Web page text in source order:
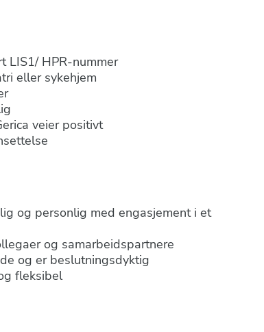
LIS1/ HPR-nummer
eller sykehjem
veier positivt
og personlig med engasjement i et
og samarbeidspartnere
og er beslutningsdyktig
fleksibel